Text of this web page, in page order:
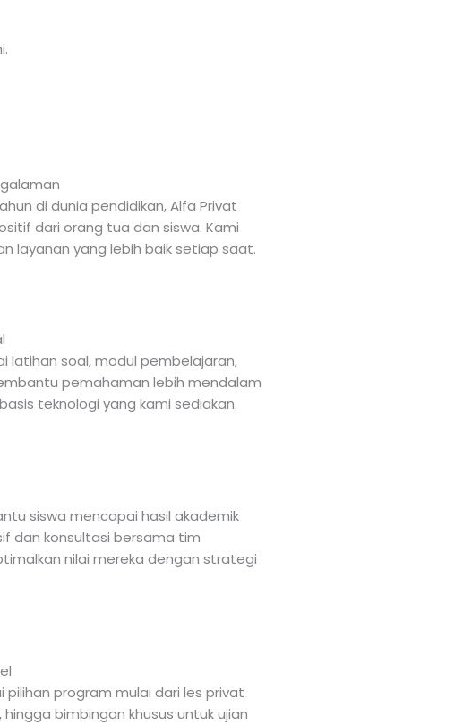
di dunia pendidikan, Alfa Privat
dari orang tua dan siswa. Kami
layanan yang lebih baik setiap saat.
latihan soal, modul pembelajaran,
pemahaman lebih mendalam
teknologi yang kami sediakan.
siswa mencapai hasil akademik
dan konsultasi bersama tim
nilai mereka dengan strategi
program mulai dari les privat
bimbingan khusus untuk ujian